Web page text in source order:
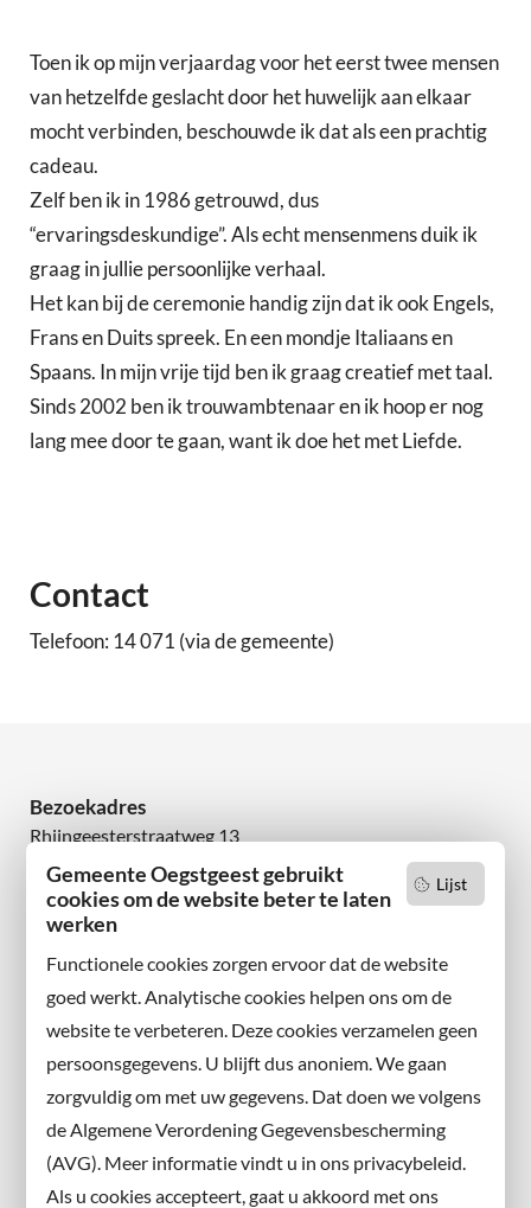
Lijst
Gemeente Oegstgeest gebruikt
cookies om de website beter te laten
werken
Functionele cookies zorgen ervoor dat de website
goed werkt. Analytische cookies helpen ons om de
website te verbeteren. Deze cookies verzamelen geen
persoonsgegevens. U blijft dus anoniem. We gaan
zorgvuldig om met uw gegevens. Dat doen we volgens
de Algemene Verordening Gegevensbescherming
(AVG). Meer informatie vindt u in ons privacybeleid.
Als u cookies accepteert, gaat u akkoord met ons
Toen ik op mijn verjaardag voor het eerst twee mensen
van hetzelfde geslacht door het huwelijk aan elkaar
mocht verbinden, beschouwde ik dat als een prachtig
cadeau.
Zelf ben ik in 1986 getrouwd, dus
“ervaringsdeskundige”. Als echt mensenmens duik ik
graag in jullie persoonlijke verhaal.
Het kan bij de ceremonie handig zijn dat ik ook Engels,
Frans en Duits spreek. En een mondje Italiaans en
Spaans. In mijn vrije tijd ben ik graag creatief met taal.
Sinds 2002 ben ik trouwambtenaar en ik hoop er nog
lang mee door te gaan, want ik doe het met Liefde.
Contact
Telefoon: 14 071 (via de gemeente)
Bezoekadres
Rhijngeesterstraatweg 13
2342 AN Oegstgeest
Wilt u niets missen?
en volg ons ook op sociale media.
Facebook
X
Instagram
Contact met de gemeente